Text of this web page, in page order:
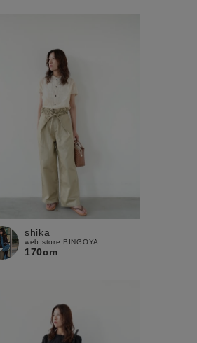
shika
web store BINGOYA
170cm